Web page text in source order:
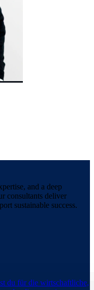
and a deep
consultants deliver
sustainable success.
du für die wirtschaftliche,